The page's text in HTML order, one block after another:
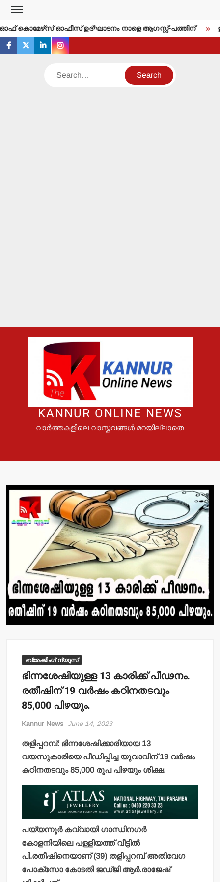
Skip
content
ഓഫ് കൊമേഴ്‌സ് ഓഫീസ് ഉദ്ഘാടനം നാളെ ആഗസ്റ്റ്-പത്തിന്
facebook
twitterlinkedininstagram
Search
KANNUR ONLINE NEWS
വാർത്തകളിലെ വാസ്തവങ്ങൾ മറയില്ലാതെ
ബ്രേക്കിംഗ് ന്യൂസ്
ഭിന്നശേഷിയുള്ള 13 കാരിക്ക് പീഢനം.
രതീഷിന് 19 വര്‍ഷം കഠിനതടവും
85,000 പിഴയും.
Kannur News June 14, 2023
തളിപ്പറമ്പ്: ഭിന്നശേഷിക്കാരിയായ 13
വയസുകാരിയെ പീഡിപ്പിച്ച യുവാവിന് 19 വര്‍ഷം
കഠിനതടവും 85,000 രൂപ പിഴയും ശിക്ഷ.
പയ്യന്നൂര്‍ കവ്വായി ഗാന്ധിനഗര്‍
കോളനിയിലെ പള്ളിയത്ത് വീട്ടില്‍
പി.രതീഷിനെയാണ് (39) തളിപ്പറമ്പ് അതിവേഗ
പോക്‌സോ കോടതി ജഡ്ജി ആര്‍.രാജേഷ്